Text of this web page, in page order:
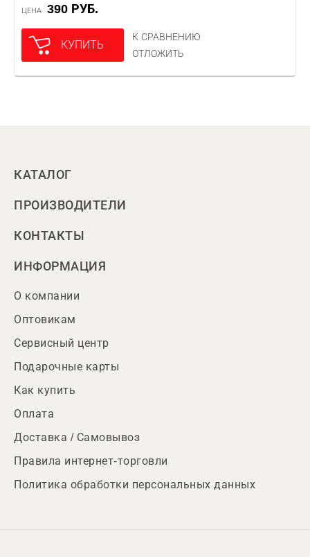
ЦЕНА 390 РУБ.
КУПИТЬ
К СРАВНЕНИЮ
ОТЛОЖИТЬ
КАТАЛОГ
ПРОИЗВОДИТЕЛИ
КОНТАКТЫ
ИНФОРМАЦИЯ
О компании
Оптовикам
Сервисный центр
Подарочные карты
Как купить
Оплата
Доставка / Самовывоз
Правила интернет-торговли
Политика обработки персональных данных